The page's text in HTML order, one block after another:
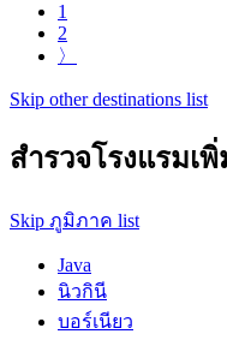
1
2
〉
Skip other destinations list
สำรวจโรงแรมเพิ่
Skip ภูมิภาค list
Java
นิวกินี
บอร์เนียว